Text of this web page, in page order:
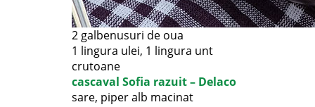
2 galbenusuri de oua
1 lingura ulei, 1 lingura unt
crutoane
cascaval Sofia razuit – Delaco
sare, piper alb macinat